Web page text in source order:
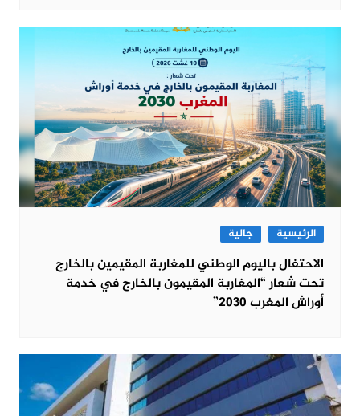
الرئيسية جالية
الاحتفال باليوم الوطني للمغاربة المقيمين بالخارج
تحت شعار “المغاربة المقيمون بالخارج في خدمة
أوراش المغرب 2030”